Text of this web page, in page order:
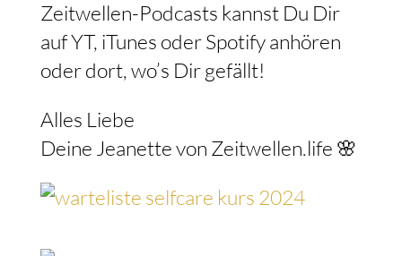
Zeitwellen-Podcasts kannst Du Dir
auf YT, iTunes oder Spotify anhören
oder dort, wo’s Dir gefällt!
Alles Liebe
Deine Jeanette von Zeitwellen.life 🌸